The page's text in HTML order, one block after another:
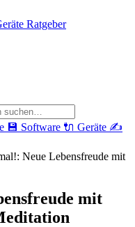
Ratgeber
💾 Software 🔌 Geräte ✍️
Neue Lebensfreude mit
mit